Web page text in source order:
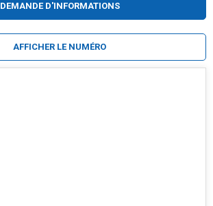
DEMANDE D'INFORMATIONS
AFFICHER LE NUMÉRO